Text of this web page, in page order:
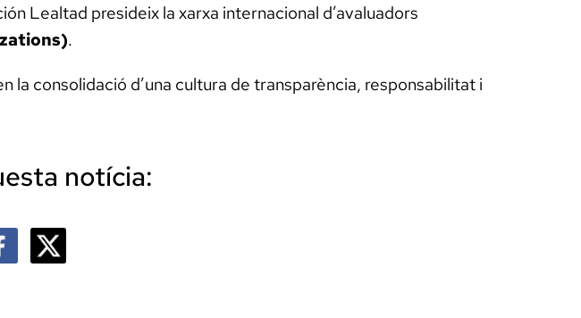
Lealtad presideix la xarxa internacional d’avaluadors
.
la consolidació d’una cultura de transparència, responsabilitat i
notícia: